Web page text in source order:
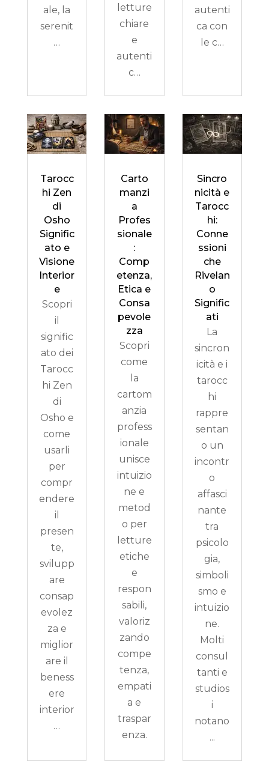
ale, la
serenit
…
letture
chiare
e
autenti
c…
autenti
ca con
le c…
Tarocc
hi Zen
di
Osho
Signific
ato e
Visione
Interior
e
Scopri
il
signific
ato dei
Tarocc
hi Zen
di
Osho e
come
usarli
per
compr
endere
il
presen
te,
svilupp
are
consap
evolez
za e
miglior
are il
beness
ere
interior
…
Carto
manzi
a
Profes
sionale
:
Comp
etenza,
Etica e
Consa
pevole
zza
Scopri
come
la
cartom
anzia
profess
ionale
unisce
intuizio
ne e
metod
o per
letture
etiche
e
respon
sabili,
valoriz
zando
compe
tenza,
empati
a e
traspar
enza.
Sincro
nicità e
Tarocc
hi:
Conne
ssioni
che
Rivelan
o
Signific
ati
La
sincron
icità e i
tarocc
hi
rappre
sentan
o un
incontr
o
affasci
nante
tra
psicolo
gia,
simboli
smo e
intuizio
ne.
Molti
consul
tanti e
studios
i
notano
...